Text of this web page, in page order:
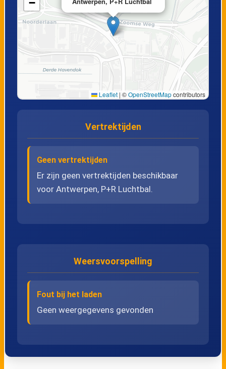
−
Leaflet | ©OpenStreetMapcontributors
Vertrektijden
Geen vertrektijden
Er zijn geen vertrektijden beschikbaar
voor Antwerpen, P+R Luchtbal.
Weersvoorspelling
Fout bij het laden
Geen weergegevens gevonden